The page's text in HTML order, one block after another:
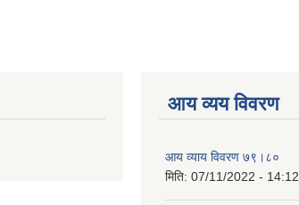
आय व्यय विवरण
आय व्याय विवरण ७९।८०
मिति: 07/11/2022 - 14:12